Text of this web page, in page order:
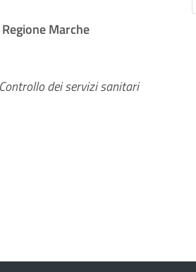
Marche
Controllo dei servizi sanitari